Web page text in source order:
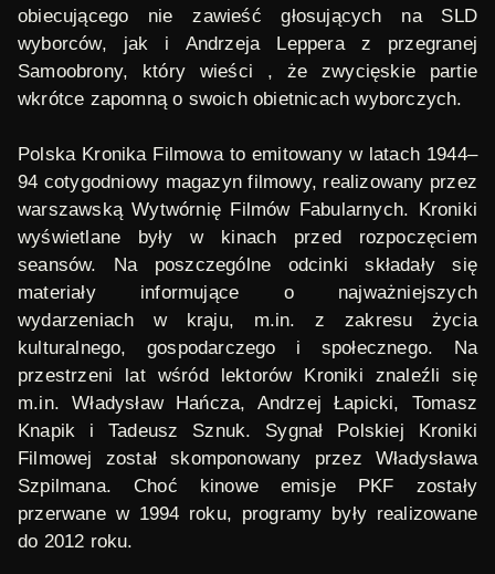
obiecującego nie zawieść głosujących na SLD
wyborców, jak i Andrzeja Leppera z przegranej
Samoobrony, który wieści , że zwycięskie partie
wkrótce zapomną o swoich obietnicach wyborczych.
Polska Kronika Filmowato emitowany w latach 1944–
94 cotygodniowy magazyn filmowy, realizowany przez
warszawską Wytwórnię Filmów Fabularnych. Kroniki
wyświetlane były w kinach przed rozpoczęciem
seansów. Na poszczególne odcinki składały się
materiały informujące o najważniejszych
wydarzeniach w kraju, m.in. z zakresu życia
kulturalnego, gospodarczego i społecznego. Na
przestrzeni lat wśród lektorów Kroniki znaleźli się
m.in. Władysław Hańcza, Andrzej Łapicki, Tomasz
Knapik i Tadeusz Sznuk. Sygnał Polskiej Kroniki
Filmowej został skomponowany przez Władysława
Szpilmana. Choć kinowe emisje PKF zostały
przerwane w 1994 roku, programy były realizowane
do 2012 roku.